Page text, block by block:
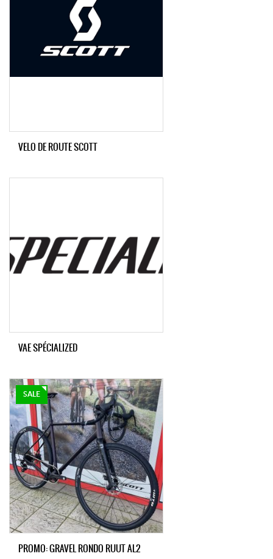
VELO DE ROUTE SCOTT
VAE SPÉCIALIZED
SALE
PROMO: GRAVEL RONDO RUUT AL2